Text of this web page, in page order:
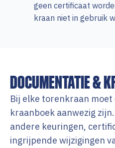
geen certificaat
kraan niet in gebruik
DOCUMENTATIE &
Bij elke torenkraan
kraanboek aanwezig
andere keuringen,
ingrijpende wijzigingen